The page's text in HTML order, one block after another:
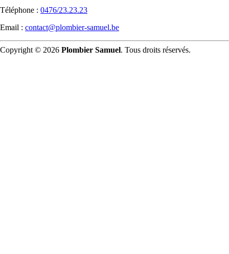
Téléphone : 0476/23.23.23
Email : contact@plombier-samuel.be
Copyright © 2026 Plombier Samuel. Tous droits réservés.